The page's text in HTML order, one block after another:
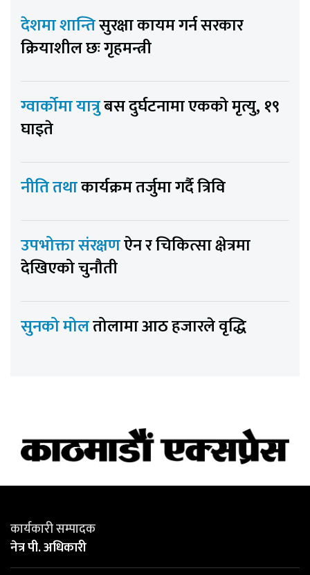
देशमा शान्तिसुरक्षा कायम गर्न सरकार
क्रियाशील छः गृहमन्त्री
ग्वार्कोमा यात्रुबस दुर्घटनामा एकको मृत्यु, १९
घाइते
नीति तथाकार्यक्रम तर्जुमा गर्दै त्रिवि
उपभोक्ता संरक्षणऐन र चिकित्सा क्षेत्रमा
देखिएको चुनौती
सुनको मोलतोलामा आठ हजारले वृद्धि
कार्यकारी सम्पादक
नेत्र पी. अधिकारी